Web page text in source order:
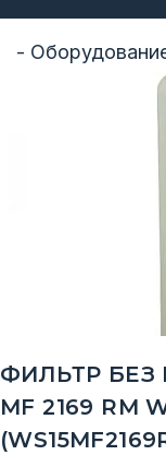
-
ФИЛЬТР БЕЗ
MF 2169 RM